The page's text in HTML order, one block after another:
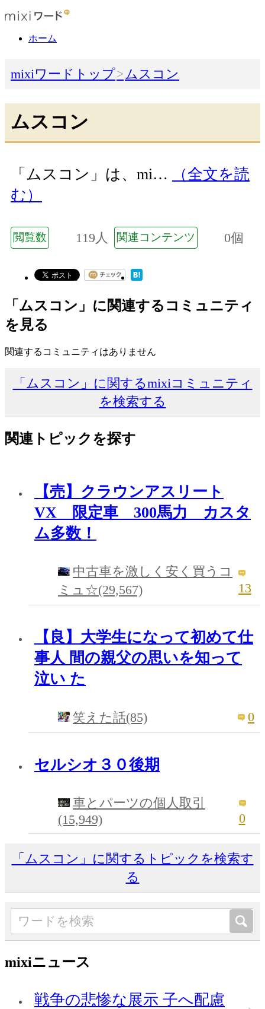
ホーム
mixiワードトップ ムスコン
ムスコン
「ムスコン」は、mi…
（全文を読
む）
閲覧数 119人 関連コンテンツ 0個
「ムスコン」に関連するコミュニティ
を見る
関連するコミュニティはありません
「ムスコン」に関するmixiコミュニティ
を検索する
関連トピックを探す
【売】クラウンアスリート
VX 限定車 300馬力 カスタ
ム多数！
中古車を激しく安く買うコ
ミュ☆(29,567)
13
【良】大学生になって初めて仕
事人 間の親父の思いを知って
泣い た
笑えた話(85) 0
セルシオ３０後期
車とパーツの個人取引
(15,949)
0
「ムスコン」に関するトピックを検索す
る
mixiニュース
戦争の悲惨な展示 子へ配慮